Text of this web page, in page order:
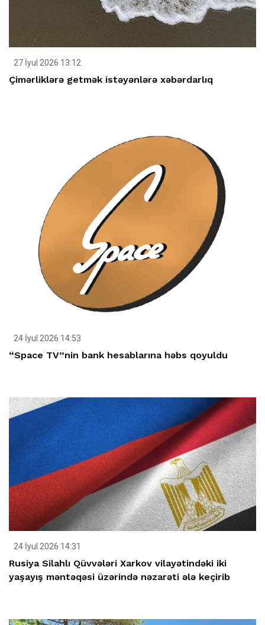
27 İyul 2026 13:12
Çimərliklərə getmək istəyənlərə xəbərdarlıq
24 İyul 2026 14:53
“Space TV”nin bank hesablarına həbs qoyuldu
24 İyul 2026 14:31
Rusiya Silahlı Qüvvələri Xarkov vilayətindəki iki
yaşayış məntəqəsi üzərində nəzarəti ələ keçirib